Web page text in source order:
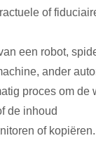
of
een robot,
ander
proces om de
de inhoud
of kopiëren.